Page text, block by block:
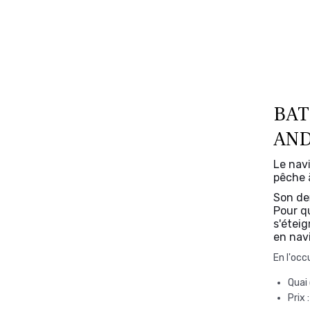
Le
pêche
Son
Pour
en
En
Prix